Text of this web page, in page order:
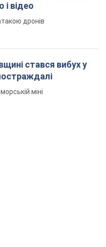
відео
дронів
стався вибух у
міні